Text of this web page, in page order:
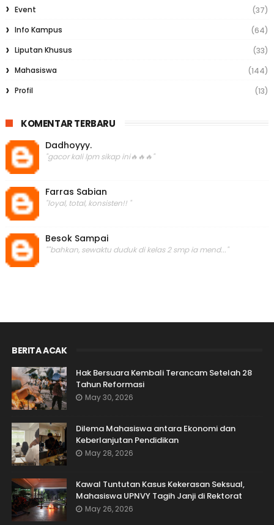
Event
(37)
Info Kampus
(64)
Liputan Khusus
(33)
Mahasiswa
(144)
Profil
(13)
KOMENTAR TERBARU
Dadhoyyy.
"gacor kali lpm sikap ini🔥🔥🔥"
Farras Sabian
"loyal, total, konsisten!! "
Besok Sampai
""bahkan, sewaktu duduk di kelas 2 smp ia mend..."
BERITA ACAK
Hak Bersuara Kembali Terancam Setelah 28
Tahun Reformasi
May 30, 2026
Dilema Mahasiswa antara Ekonomi dan
Keberlanjutan Pendidikan
May 28, 2026
Kawal Tuntutan Kasus Kekerasan Seksual,
Mahasiswa UPNVY Tagih Janji di Rektorat
May 26, 2026